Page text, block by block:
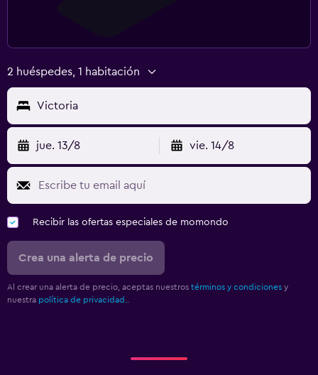
2 huéspedes, 1 habitación
Victoria
jue. 13/8 vie. 14/8
Recibir las ofertas especiales de momondo
Crea una alerta de precio
Al crear una alerta de precio, aceptas nuestros términos y condiciones y
nuestra política de privacidad.